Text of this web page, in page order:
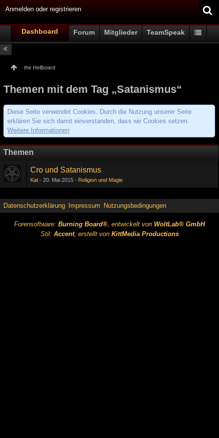
Anmelden oder registrieren
Dashboard Forum Mitglieder TeamSpeak
the Hellboard
Themen mit dem Tag „Satanismus“
Diese Seite verwendet Cookies. Durch die Nutzung unserer Seite
erklären Sie sich damit einverstanden, dass wir Cookies setzen.
Weitere Informationen
Themen
Cro und Satanismus
Kat 20. Mai 2015 Religion und Magie
Datenschutzerklärung Impressum Nutzungsbedingungen
Forensoftware: Burning Board®, entwickelt von WoltLab® GmbH
Stil: Accent, erstellt von KittMedia Productions